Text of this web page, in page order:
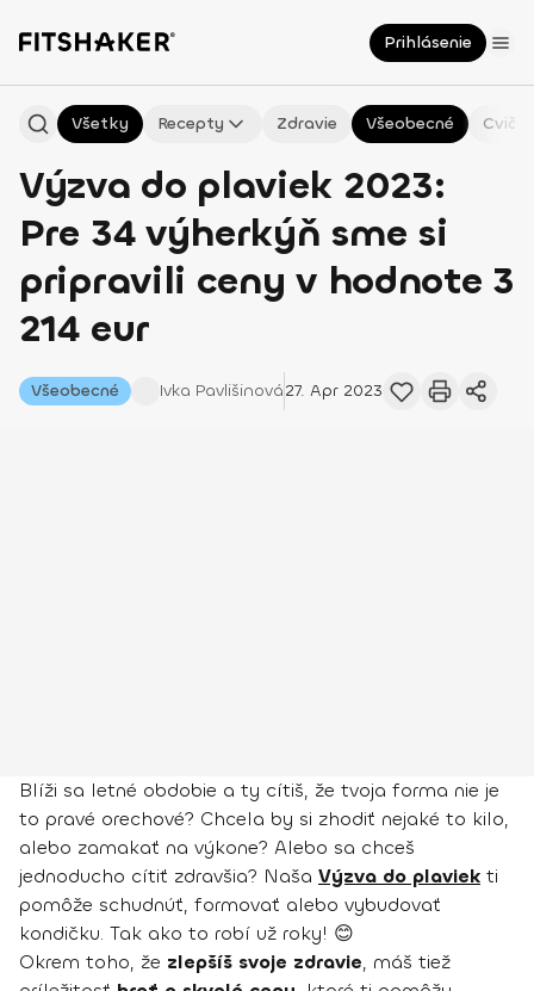
Prihlásenie
Všetky Recepty Zdravie Všeobecné
Výzva do plaviek 2023:
Pre 34 výherkýň sme si
pripravili ceny v hodnote 3
214 eur
Všeobecné Ivka Pavlišinová27. Apr 2023
Blíži sa letné obdobie a ty cítiš, že tvoja forma nie je
to pravé orechové? Chcela by si zhodiť nejaké to kilo,
alebo zamakať na výkone? Alebo sa chceš
jednoducho cítiť zdravšia? Naša Výzva do plaviek ti
pomôže schudnúť, formovať alebo vybudovať
kondičku. Tak ako to robí už roky! 😊
Okrem toho, že zlepšíš svoje zdravie, máš tiež